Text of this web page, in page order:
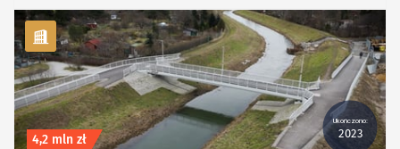
kategoria Rowerowe
Ukończono:
2023
Koszt inwestycji
4,2 mln zł